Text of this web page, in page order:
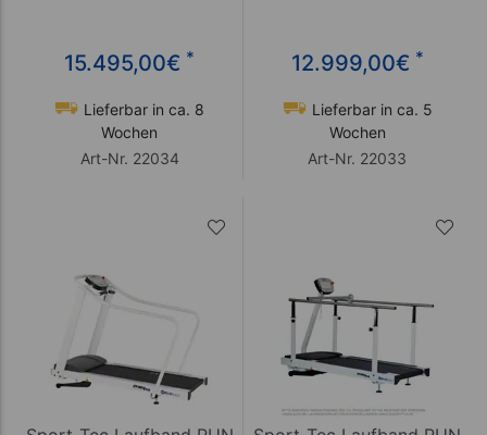
15.495,00€ *
Lieferbar in ca. 8
Wochen
Art-Nr. 22034
12.999,00€ *
Lieferbar in ca. 5
Wochen
Art-Nr. 22033